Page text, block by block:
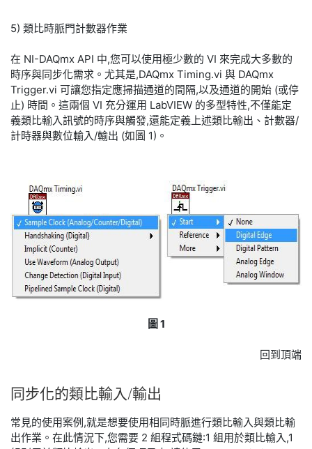
5) 類比時脈門計數器作業
在 NI-DAQmx API 中,您可以使用極少數的 VI 來完成大多數的
時序與同步化需求。尤其是,DAQmx Timing.vi 與 DAQmx
Trigger.vi 可讓您指定應掃描通道的間隔,以及通道的開始 (或停
止) 時間。這兩個 VI 充分運用 LabVIEW 的多型特性,不僅能定
義類比輸入訊號的時序與觸發,還能定義上述類比輸出、計數器/
計時器與數位輸入/輸出 (如圖 1)。
圖 1
回到頂端
同步化的類比輸入/輸出
常見的使用案例,就是想要使用相同時脈進行類比輸入與類比輸
出作業。在此情況下,您需要 2 組程式碼鏈:1 組用於類比輸入,1